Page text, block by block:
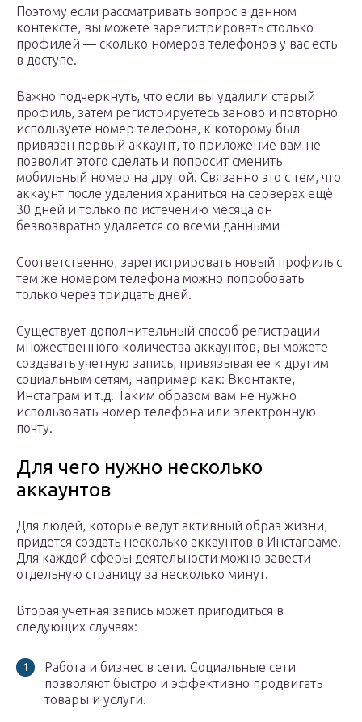
Поэтому если рассматривать вопрос в данном
контексте, вы можете зарегистрировать столько
профилей — сколько номеров телефонов у вас есть
в доступе.
Важно подчеркнуть, что если вы удалили старый
профиль, затем регистрируетесь заново и повторно
используете номер телефона, к которому был
привязан первый аккаунт, то приложение вам не
позволит этого сделать и попросит сменить
мобильный номер на другой. Связанно это с тем, что
аккаунт после удаления храниться на серверах ещё
30 дней и только по истечению месяца он
безвозвратно удаляется со всеми данными
Соответственно, зарегистрировать новый профиль с
тем же номером телефона можно попробовать
только через тридцать дней.
Существует дополнительный способ регистрации
множественного количества аккаунтов, вы можете
создавать учетную запись, привязывая ее к другим
социальным сетям, например как: Вконтакте,
Инстаграм и т.д. Таким образом вам не нужно
использовать номер телефона или электронную
почту.
Для чего нужно несколько
аккаунтов
Для людей, которые ведут активный образ жизни,
придется создать несколько аккаунтов в Инстаграме.
Для каждой сферы деятельности можно завести
отдельную страницу за несколько минут.
Вторая учетная запись может пригодиться в
следующих случаях:
Работа и бизнес в сети. Социальные сети
позволяют быстро и эффективно продвигать
товары и услуги.